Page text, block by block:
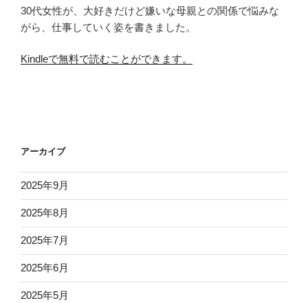
30代女性が、大好きだけど嫌いな母親との関係で悩みな
がら、仕事していく姿を書きました。
Kindleで無料で読むことができます。
アーカイブ
2025年9月
2025年8月
2025年7月
2025年6月
2025年5月